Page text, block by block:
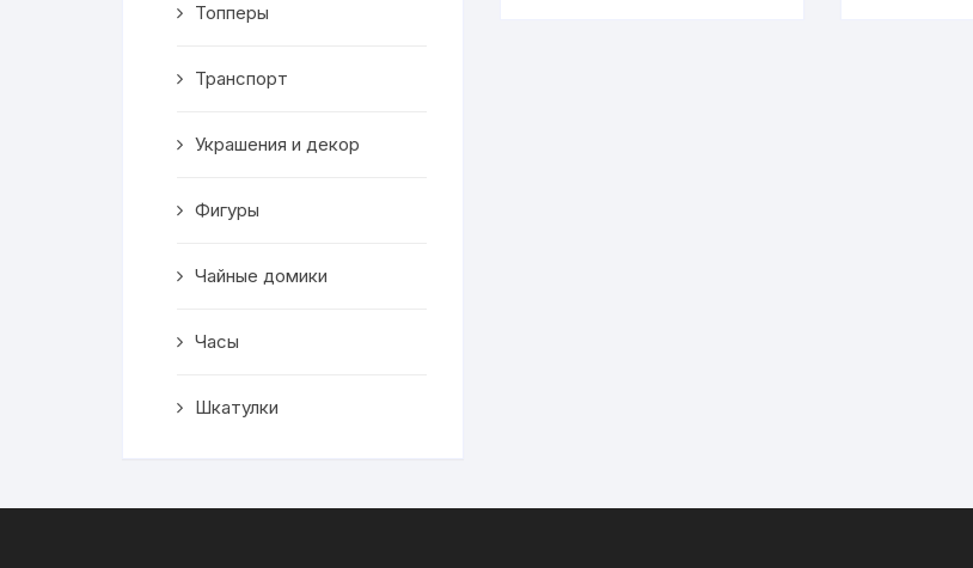
Чай
Топперы
Транспорт
Украшения и декор
Фигуры
Чайные домики
Часы
Шкатулки